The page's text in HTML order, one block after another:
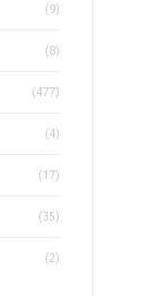
(9)
(8)
(477)
(4)
(17)
(35)
(2)